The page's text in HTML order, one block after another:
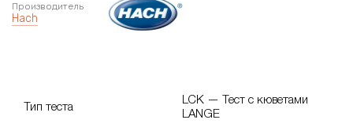
Производитель
Hach
Тип теста
LCK — Тест с кюветами
LANGE